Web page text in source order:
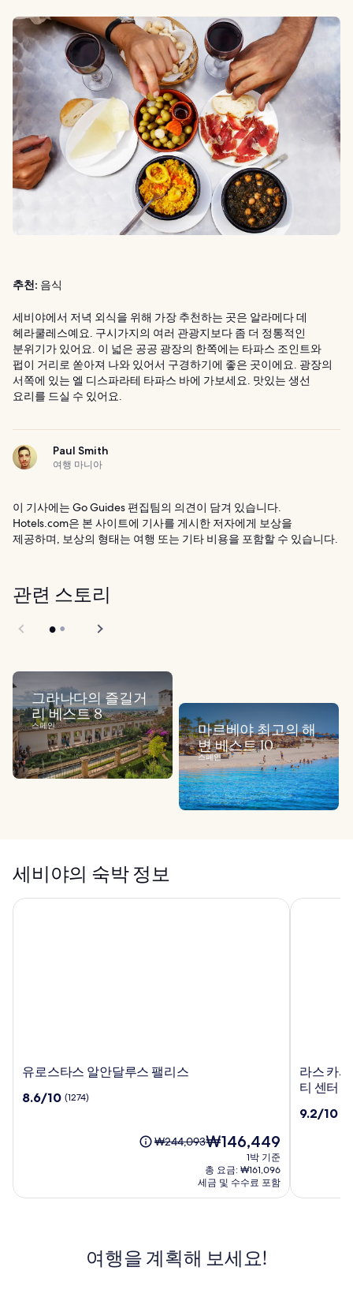
추천: 음식
세비야에서 저녁 외식을 위해 가장 추천하는 곳은 알라메다 데
헤라쿨레스예요. 구시가지의 여러 관광지보다 좀 더 정통적인
분위기가 있어요. 이 넓은 공공 광장의 한쪽에는 타파스 조인트와
펍이 거리로 쏟아져 나와 있어서 구경하기에 좋은 곳이에요. 광장의
서쪽에 있는 엘 디스파라테 타파스 바에 가보세요. 맛있는 생선
요리를 드실 수 있어요.
Paul Smith
여행 마니아
이 기사에는 Go Guides 편집팀의 의견이 담겨 있습니다.
Hotels.com은 본 사이트에 기사를 게시한 저자에게 보상을
제공하며, 보상의 형태는 여행 또는 기타 비용을 포함할 수 있습니다.
관련 스토리
그라나다의 즐길거
리 베스트 8
스페인
마르베야 최고의 해
변 베스트 10
스페인
세비야의 숙박 정보
유
스
루
유로스타스 알안달루스 팰리스
10
(1274)
8.6/10 (1274)
요
₩244,093
이
요
금
₩244,093현
요
금
₩146,449
₩146,449
1박 기준
총 요금: ₩161,096
세금 및 수수료 포함
유로스타스 알안달루스 팰리스
라
스
사
데
라스 카
티 센터
10
점,
9.2/10
라스 카사
여행을 계획해 보세요!